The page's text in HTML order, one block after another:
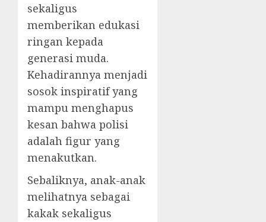
sekaligus
memberikan edukasi
ringan kepada
generasi muda.
Kehadirannya menjadi
sosok inspiratif yang
mampu menghapus
kesan bahwa polisi
adalah figur yang
menakutkan.
Sebaliknya, anak-anak
melihatnya sebagai
kakak sekaligus